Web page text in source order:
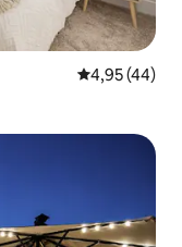
4,95 de uma
4,95 (44)